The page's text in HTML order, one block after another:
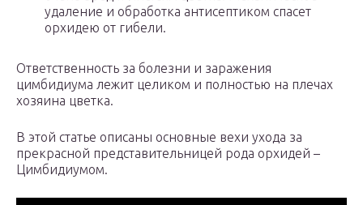
удаление и обработка антисептиком спасет
орхидею от гибели.
Ответственность за болезни и заражения
цимбидиума лежит целиком и полностью на плечах
хозяина цветка.
В этой статье описаны основные вехи ухода за
прекрасной представительницей рода орхидей –
Цимбидиумом.